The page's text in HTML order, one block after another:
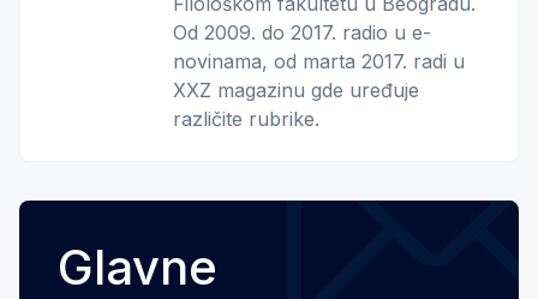
Od 2009. do 2017. radio u e-
novinama, od marta 2017. radi u
XXZ magazinu gde uređuje
različite rubrike.
Glavne